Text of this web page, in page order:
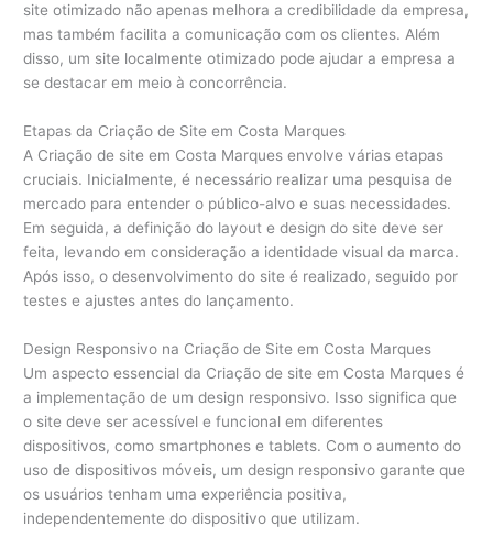
site otimizado não apenas melhora a credibilidade da empresa,
mas também facilita a comunicação com os clientes. Além
disso, um site localmente otimizado pode ajudar a empresa a
se destacar em meio à concorrência.
Etapas da Criação de Site em Costa Marques
A Criação de site em Costa Marques envolve várias etapas
cruciais. Inicialmente, é necessário realizar uma pesquisa de
mercado para entender o público-alvo e suas necessidades.
Em seguida, a definição do layout e design do site deve ser
feita, levando em consideração a identidade visual da marca.
Após isso, o desenvolvimento do site é realizado, seguido por
testes e ajustes antes do lançamento.
Design Responsivo na Criação de Site em Costa Marques
Um aspecto essencial da Criação de site em Costa Marques é
a implementação de um design responsivo. Isso significa que
o site deve ser acessível e funcional em diferentes
dispositivos, como smartphones e tablets. Com o aumento do
uso de dispositivos móveis, um design responsivo garante que
os usuários tenham uma experiência positiva,
independentemente do dispositivo que utilizam.